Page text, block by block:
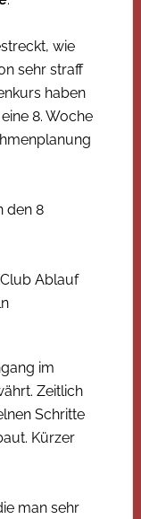
wie
sehr straff
haben
8. Woche
den 8
im
Zeitlich
Schritte
Kürzer
man sehr